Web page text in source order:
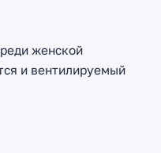
женской
и вентилируемый